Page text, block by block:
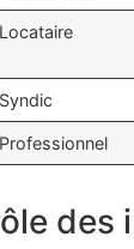
Locataire
Syndic
Professionnel
des